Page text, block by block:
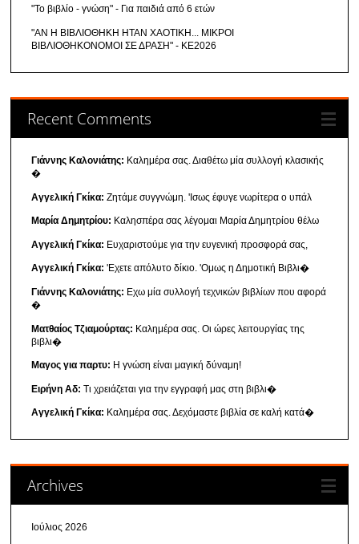
"Το βιβλίο - γνώση" - Για παιδιά από 6 ετών
"ΑΝ Η ΒΙΒΛΙΟΘΗΚΗ ΗΤΑΝ ΧΑΟΤΙΚΗ... ΜΙΚΡΟΙ
ΒΙΒΛΙΟΘΗΚΟΝΟΜΟΙ ΣΕ ΔΡΑΣΗ" - ΚΕ2026
Recent Comments
Γιάννης Καλονιάτης: Καλημέρα σας. Διαθέτω μία συλλογή κλασικής
�
Αγγελική Γκίκα: Ζητάμε συγγνώμη. 'Ισως έφυγε νωρίτερα ο υπάλ
Μαρία Δημητρίου: Καλησπέρα σας λέγομαι Μαρία Δημητρίου θέλω
Αγγελική Γκίκα: Ευχαριστούμε για την ευγενική προσφορά σας,
Αγγελική Γκίκα: 'Εχετε απόλυτο δίκιο. 'Ομως η Δημοτική Βιβλι�
Γιάννης Καλονιάτης: Εχω μία συλλογή τεχνικών βιβλίων που αφορά
�
Ματθαίος Τζιαμούρτας: Καλημέρα σας. Οι ώρες λειτουργίας της
βιβλι�
Μαγος για παρτυ: Η γνώση είναι μαγική δύναμη!
Ειρήνη Αδ: Τι χρειάζεται για την εγγραφή μας στη βιβλι�
Αγγελική Γκίκα: Καλημέρα σας. Δεχόμαστε βιβλία σε καλή κατά�
Archives
Ιούλιος 2026